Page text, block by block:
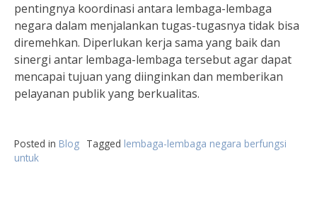
pentingnya koordinasi antara lembaga-lembaga
negara dalam menjalankan tugas-tugasnya tidak bisa
diremehkan. Diperlukan kerja sama yang baik dan
sinergi antar lembaga-lembaga tersebut agar dapat
mencapai tujuan yang diinginkan dan memberikan
pelayanan publik yang berkualitas.
Posted in Blog Tagged lembaga-lembaga negara berfungsi
untuk